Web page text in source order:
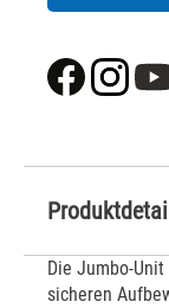
Die Jumbo-
sicheren